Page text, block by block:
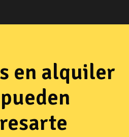
en alquiler